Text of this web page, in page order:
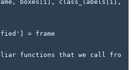
functions that we call fro